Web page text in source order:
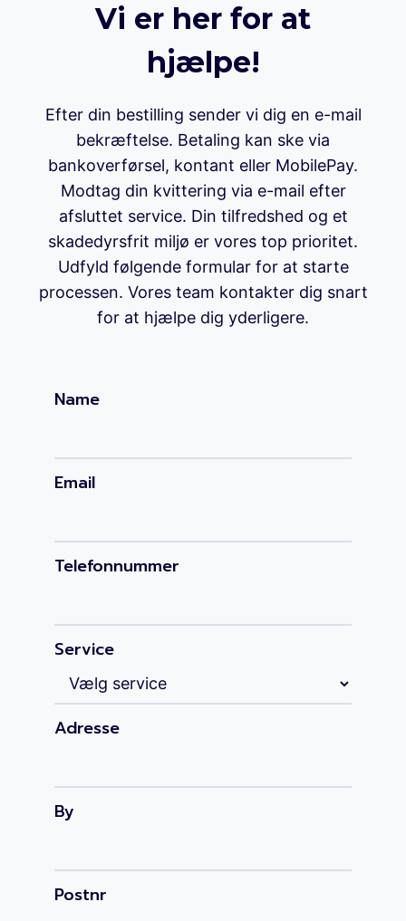
Vi er her for at
hjælpe!
Efter din bestilling sender vi dig en e-mail
bekræftelse. Betaling kan ske via
bankoverførsel, kontant eller MobilePay.
Modtag din kvittering via e-mail efter
afsluttet service. Din tilfredshed og et
skadedyrsfrit miljø er vores top prioritet.
Udfyld følgende formular for at starte
processen. Vores team kontakter dig snart
for at hjælpe dig yderligere.
Name
Email
Telefonnummer
Service
Adresse
By
Postnr